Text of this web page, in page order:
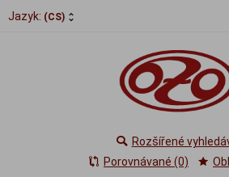
Jazyk: (CS)
Rozšířené
Porovnávané (0)